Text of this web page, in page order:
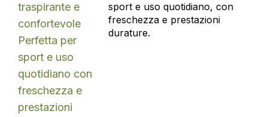
sport e uso quotidiano, con
freschezza e prestazioni
durature.